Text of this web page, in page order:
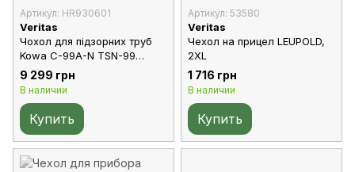
Артикул: HR930601
Veritas
Чохол для підзорних труб
Kowa C-99A-N TSN-99
(12270)
9 299 грн
В наличии
Купить
Артикул: 53580
Veritas
Чехол на прицел LEUPOLD,
2XL
1 716 грн
В наличии
Купить